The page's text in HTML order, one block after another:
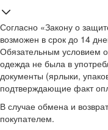
Согласно «Закону о
возможен в срок до 14
Обязательным условием
одежда не была в
документы (ярлыки,
подтверждающие факт
В случае обмена и
покупателем.